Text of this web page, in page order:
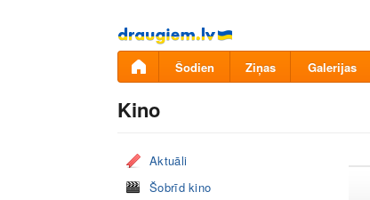
Pāriet
uz
saturu
Šodien Ziņas Galerijas
Kino
Aktuāli
Šobrīd kino